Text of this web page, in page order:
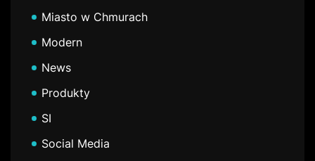
Miasto w Chmurach
Modern
News
Produkty
SI
Social Media